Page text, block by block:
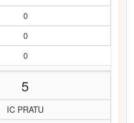
0
0
0
5
IC PRATU